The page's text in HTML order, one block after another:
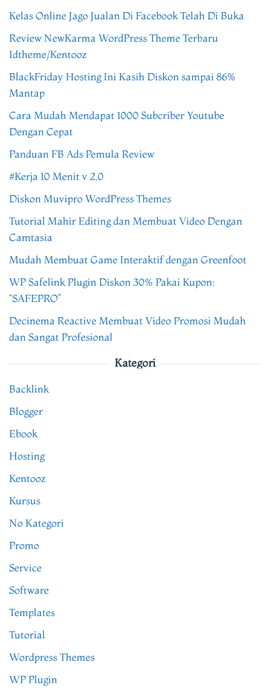
Kelas Online Jago Jualan Di Facebook Telah Di Buka
Review NewKarma WordPress Theme Terbaru
Idtheme/Kentooz
BlackFriday Hosting Ini Kasih Diskon sampai 86%
Mantap
Cara Mudah Mendapat 1000 Subcriber Youtube
Dengan Cepat
Panduan FB Ads Pemula Review
#Kerja 10 Menit v 2.0
Diskon Muvipro WordPress Themes
Tutorial Mahir Editing dan Membuat Video Dengan
Camtasia
Mudah Membuat Game Interaktif dengan Greenfoot
WP Safelink Plugin Diskon 30% Pakai Kupon:
“SAFEPRO”
Decinema Reactive Membuat Video Promosi Mudah
dan Sangat Profesional
Kategori
Backlink
Blogger
Ebook
Hosting
Kentooz
Kursus
No Kategori
Promo
Service
Software
Templates
Tutorial
Wordpress Themes
WP Plugin